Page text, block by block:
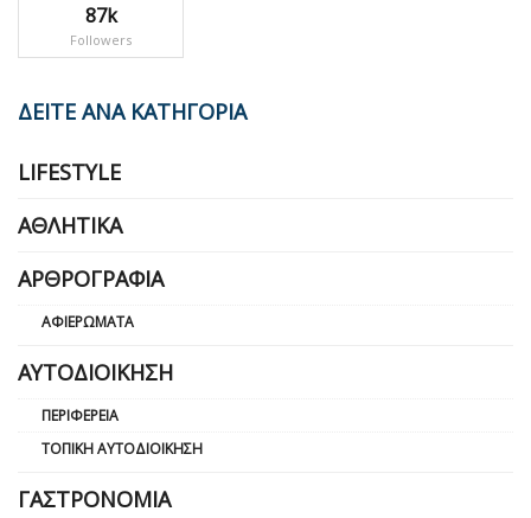
87k
Followers
ΔΕΙΤΕ ΑΝΑ ΚΑΤΗΓΟΡΙΑ
LIFESTYLE
ΑΘΛΗΤΙΚΆ
ΑΡΘΡΟΓΡΑΦΊΑ
ΑΦΙΕΡΏΜΑΤΑ
ΑΥΤΟΔΙΟΊΚΗΣΗ
ΠΕΡΙΦΈΡΕΙΑ
ΤΟΠΙΚΉ ΑΥΤΟΔΙΟΊΚΗΣΗ
ΓΑΣΤΡΟΝΟΜΊΑ